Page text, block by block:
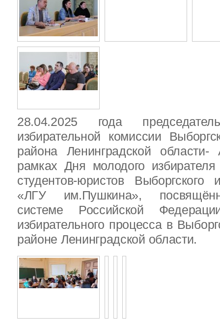
28.04.2025 года
избирательной комиссии
района Ленинградской
рамках Дня молодого
студентов-юристов Выборгского
«ЛГУ им.Пушкина»,
системе Российской
избирательного процесса в
районе Ленинградской области.